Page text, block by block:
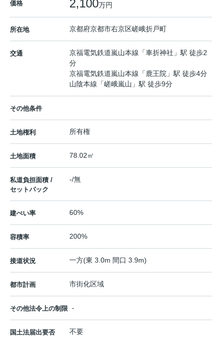
価格 2,100万円
所在地 京都府京都市右京区嵯峨折戸町
交通 京福電気鉄道嵐山本線 「車折神社 」駅 徒歩2
分
京福電気鉄道嵐山本線 「 鹿王院 」駅 徒歩4分
山陰本線 「嵯峨嵐山 」駅 徒歩9分
その他条件
土地権利 所有権
土地面積 78.02㎡
私道負担面積 /
セットバック
-/無
建ぺい率 60%
容積率 200%
接道状況 一方(東 3.0m 間口 3.9m)
都市計画 市街化区域
その他法令上の制限 -
国土法届出要否 不要